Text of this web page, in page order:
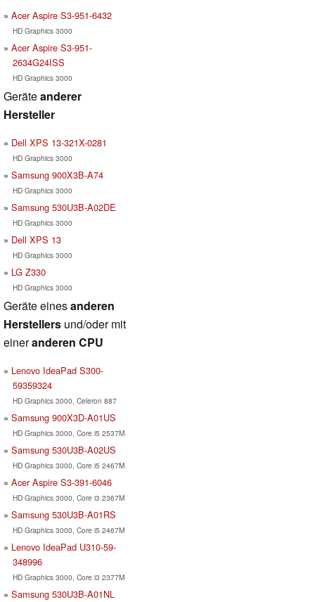
Acer Aspire S3-951-6432
HD Graphics 3000
Acer Aspire S3-951-
2634G24ISS
HD Graphics 3000
Geräteanderer
Hersteller
Dell XPS 13-321X-0281
HD Graphics 3000
Samsung 900X3B-A74
HD Graphics 3000
Samsung 530U3B-A02DE
HD Graphics 3000
Dell XPS 13
HD Graphics 3000
LG Z330
HD Graphics 3000
Geräte einesanderen
Herstellers und/oder mit
eineranderen CPU
Lenovo IdeaPad S300-
59359324
HD Graphics 3000, Celeron 887
Samsung 900X3D-A01US
HD Graphics 3000, Core i5 2537M
Samsung 530U3B-A02US
HD Graphics 3000, Core i5 2467M
Acer Aspire S3-391-6046
HD Graphics 3000, Core i3 2367M
Samsung 530U3B-A01RS
HD Graphics 3000, Core i5 2467M
Lenovo IdeaPad U310-59-
348996
HD Graphics 3000, Core i3 2377M
Samsung 530U3B-A01NL